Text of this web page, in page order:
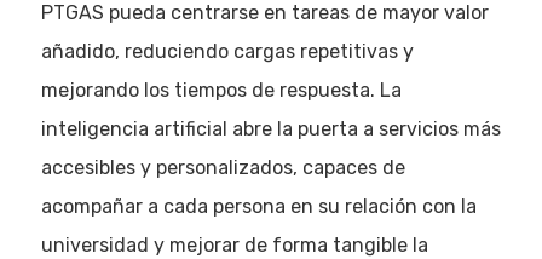
PTGAS pueda centrarse en tareas de mayor valor
añadido, reduciendo cargas repetitivas y
mejorando los tiempos de respuesta. La
inteligencia artificial abre la puerta a servicios más
accesibles y personalizados, capaces de
acompañar a cada persona en su relación con la
universidad y mejorar de forma tangible la